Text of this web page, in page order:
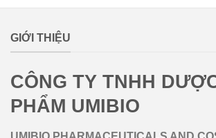
GIỚI THIỆU
CÔNG TY TNHH
PHẨM UMIBIO